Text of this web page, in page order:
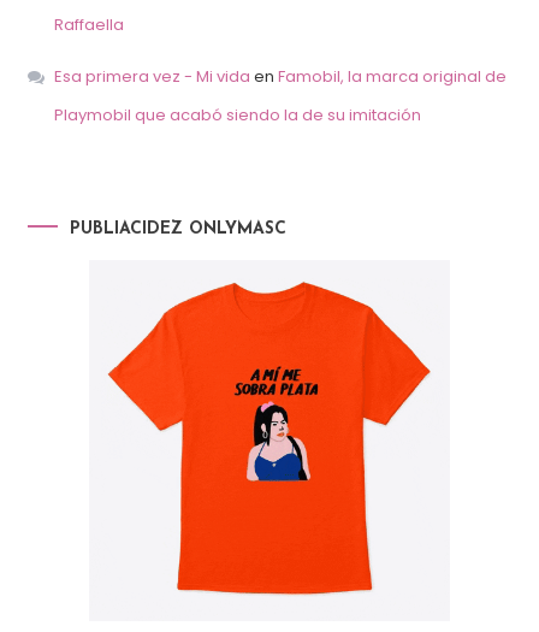
Raffaella
Esa primera vez - Mi vida en Famobil, la marca original de
Playmobil que acabó siendo la de su imitación
PUBLIACIDEZ ONLYMASC